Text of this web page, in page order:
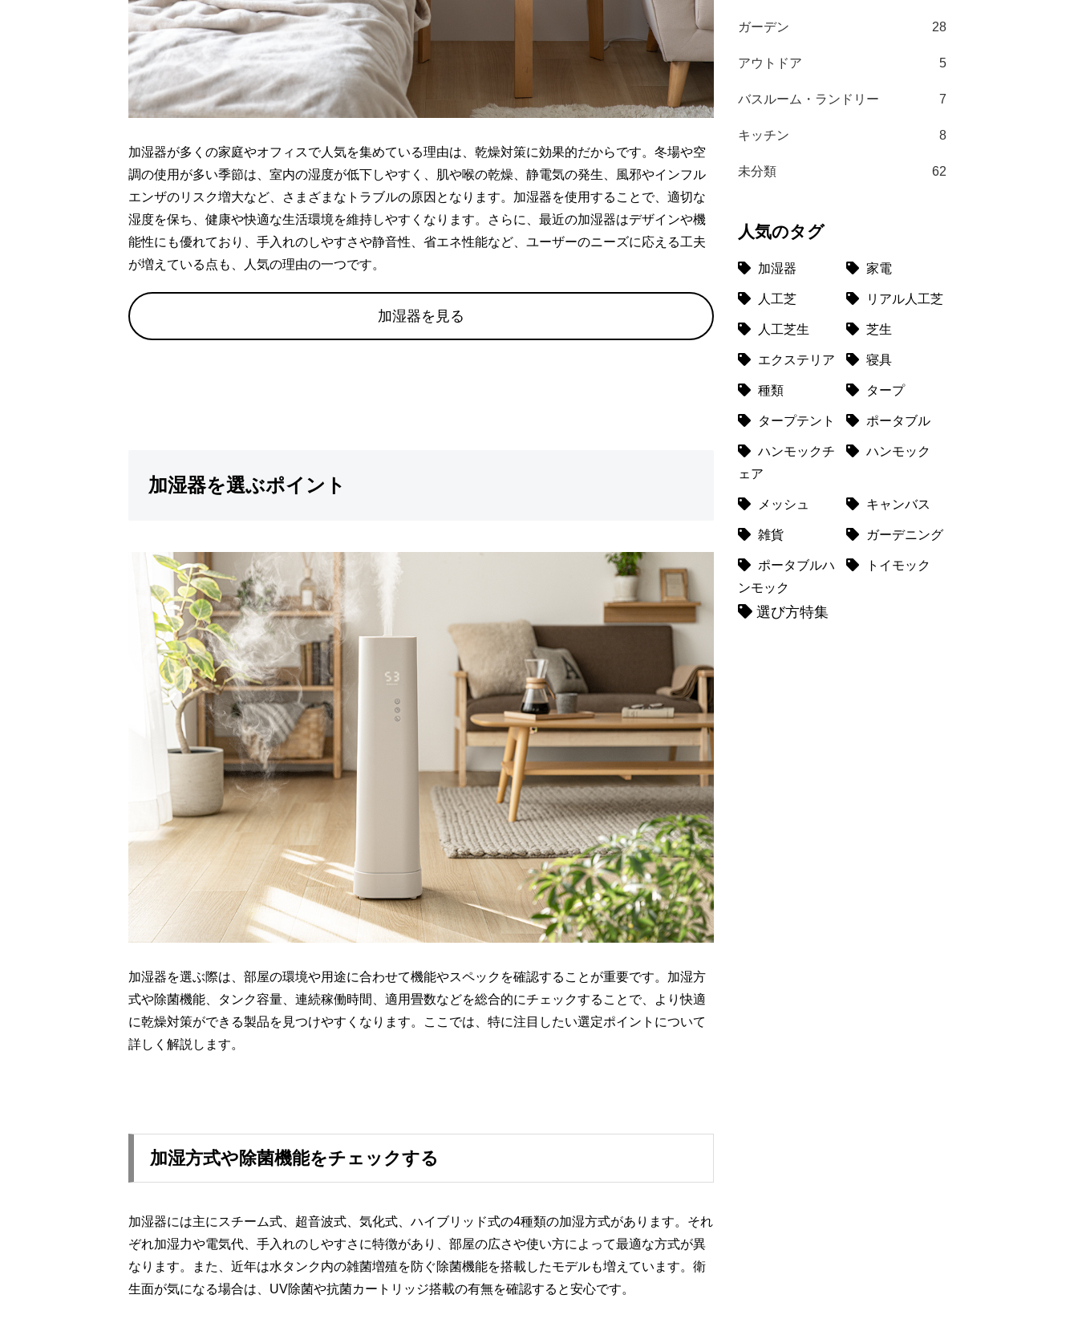
加湿器が多くの家庭やオフィスで人気を集めている理由は、乾燥対策に効果的だからです。冬場や空
調の使用が多い季節は、室内の湿度が低下しやすく、肌や喉の乾燥、静電気の発生、風邪やインフル
エンザのリスク増大など、さまざまなトラブルの原因となります。加湿器を使用することで、適切な
湿度を保ち、健康や快適な生活環境を維持しやすくなります。さらに、最近の加湿器はデザインや機
能性にも優れており、手入れのしやすさや静音性、省エネ性能など、ユーザーのニーズに応える工夫
が増えている点も、人気の理由の一つです。
加湿器を見る
加湿器を選ぶポイント
加湿器を選ぶ際は、部屋の環境や用途に合わせて機能やスペックを確認することが重要です。加湿方
式や除菌機能、タンク容量、連続稼働時間、適用畳数などを総合的にチェックすることで、より快適
に乾燥対策ができる製品を見つけやすくなります。ここでは、特に注目したい選定ポイントについて
詳しく解説します。
加湿方式や除菌機能をチェックする
加湿器には主にスチーム式、超音波式、気化式、ハイブリッド式の4種類の加湿方式があります。それ
ぞれ加湿力や電気代、手入れのしやすさに特徴があり、部屋の広さや使い方によって最適な方式が異
なります。また、近年は水タンク内の雑菌増殖を防ぐ除菌機能を搭載したモデルも増えています。衛
生面が気になる場合は、UV除菌や抗菌カートリッジ搭載の有無を確認すると安心です。
ガーデン 28
アウトドア 5
バスルーム・ランドリー 7
キッチン 8
未分類 62
人気のタグ
加湿器 家電
人工芝 リアル人工芝
人工芝生 芝生
エクステリア 寝具
種類 タープ
タープテント ポータブル
ハンモックチ
ェア
ハンモック
メッシュ キャンバス
雑貨 ガーデニング
ポータブルハ
ンモック
トイモック
選び方特集